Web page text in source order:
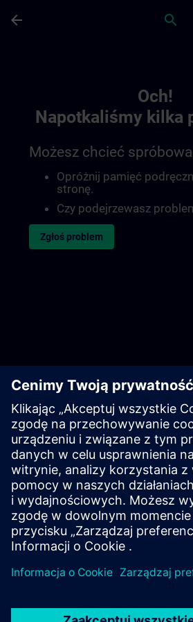
arrow_back search
Och!
Napotkaliśmy kilka
Możesz chcieć
Opróżnij pamięć
stronę.
Czy podejrzewasz
Zgłoś problem